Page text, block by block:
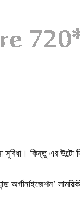
সুবিধা। কিন্তু এর